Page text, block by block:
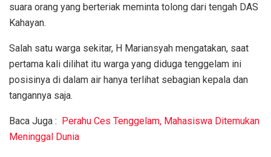
suara orang yang berteriak meminta tolong dari tengah DAS
Kahayan.
Salah satu warga sekitar, H Mariansyah mengatakan, saat
pertama kali dilihat itu warga yang diduga tenggelam ini
posisinya di dalam air hanya terlihat sebagian kepala dan
tangannya saja.
Baca Juga : Perahu Ces Tenggelam, Mahasiswa Ditemukan
Meninggal Dunia